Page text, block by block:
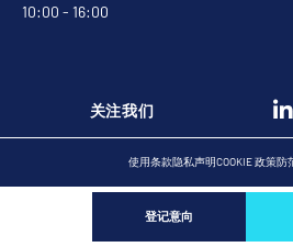
登记意向
10:00 - 16:00
关注我们
使用条款隐私声明COOKIE 政策防